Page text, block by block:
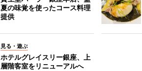
夏の味覚を使ったコース料理
提供
見る・遊ぶ
ホテルグレイスリー銀座、上
層階客室をリニューアルへ